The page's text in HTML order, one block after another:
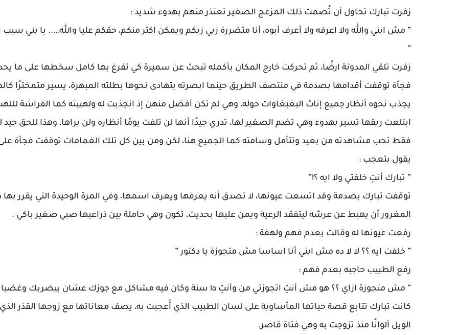
زفرت تبارك تحاول أن تُصمت ذلك المزعج الصغير تعتذر منهم بهدوء شديد :
” مش ابني والله ولا اعرفه ولا أعرف أبوه، أنا متضررة زيي زيكم ويمكن اكتر منكم، حقكم عليا والله….. يا بني
”
زفرت تلقي المدونة ارضًا، ثم تحركت خارج المكان بأكمله تبحث عن سميرة كي تفرغ بها كامل سخطها على ما
فجأة توقفت أقدامها بصدمة في منتصف الطريق حينما ابصرته يتهادى نحوها بطلته المبهرة، يسير متمخترًا
يجذب نحوه أنظار جميع إناث البغبغاوات حوله، وهي لم تكن أفضل منهن إذ انجذبت له ولهيبته كما الفراشة
ابتلعت ريقها تسير بهدوء وهي تضم الصغير لها، تدري جيدًا أنها لن تلفت يومًا أنظاره ولن يراها، وهذا للحق جيد
فقط تحب مشاهدته من بعيد وتتأمل وسامته كما الجميع هنا، لكن ومن بين كل تلك الغمامات توقفت فجأة
يقول بتعجب :
” تبارك أنتِ خلفتي ولا ايه ؟!”
توقفت تبارك بصدمة وقد اتسعت عيونها، لا تصدق أنه يعرفها ويعرف اسمها، وفي المرة الوحيدة التي يقرر بها
المغرور أن يهبط عن عرشه ليتفقد الرعية ويمن عليها بحديث، تكون وهي حاملة بين ذراعيها صبي صغير باكي .
رفعت عيونها له وقالت بعدم فهم ولهفة :
” خلفت ايه ؟؟ لا لا ده مش ابني أنا اساسا مش متجوزة يا دكتور ”
رفع الطبيب حاجبه بعدم فهم :
” مش متجوزة ازاي ؟؟ هو مش أنتِ اتجوزتي من وأنتِ ١٥ سنة وكان فيه مشاكل مع جوزك عشان بيضربك وغضبانة ؟!”
كانت تبارك تتابع قصة حياتها المأساوية على لسان الطبيب الذي أُعجبت به، يصف معاناتها مع زوجها القذر الذي
الويل ألوانًا منذ تزوجت به وهي فتاة قاصر.